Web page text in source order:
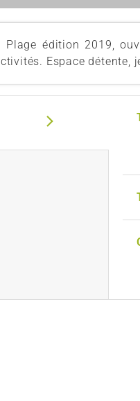
Plage édition 2019,
Espace détente,